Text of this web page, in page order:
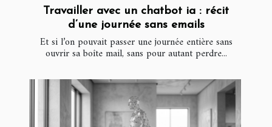
Travailler avec un chatbot ia : récit
d’une journée sans emails
Et si l’on pouvait passer une journée entière sans
ouvrir sa boîte mail, sans pour autant perdre...